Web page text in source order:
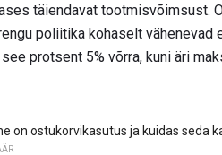
täiendavat
poliitika kohaselt
protsent 5% võrra, kuni äri
on ostukorvikasutus ja kuidas seda